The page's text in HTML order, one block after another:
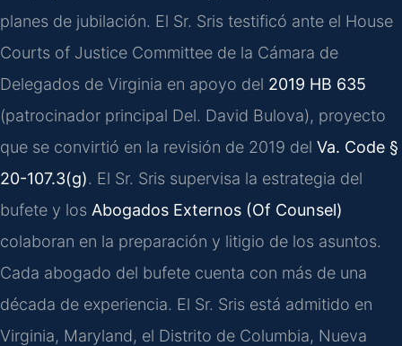
planes de jubilación. El Sr. Sris testificó ante el House
Courts of Justice Committee de la Cámara de
Delegados de Virginia en apoyo del 2019 HB 635
(patrocinador principal Del. David Bulova), proyecto
que se convirtió en la revisión de 2019 del Va. Code §
20-107.3(g). El Sr. Sris supervisa la estrategia del
bufete y los Abogados Externos (Of Counsel)
colaboran en la preparación y litigio de los asuntos.
Cada abogado del bufete cuenta con más de una
década de experiencia. El Sr. Sris está admitido en
Virginia, Maryland, el Distrito de Columbia, Nueva